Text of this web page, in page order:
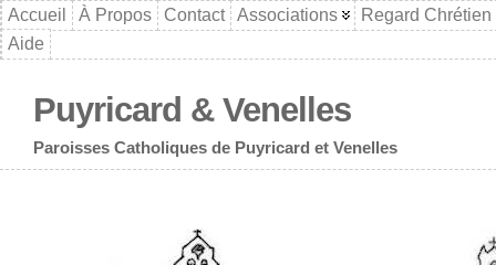
Accueil À Propos Contact Associations
Regard Chrétien
Aide
Puyricard & Venelles
Paroisses Catholiques de Puyricard et Venelles